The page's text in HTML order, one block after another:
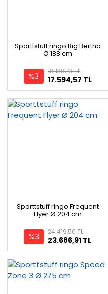
Sporttstuff ringo Big Bertha
Ø 188 cm
%3 17.594,57 TL
18.138,73 TL
Sporttstuff ringo Frequent
Flyer Ø 204 cm
%3 23.686,91 TL
24.419,50 TL